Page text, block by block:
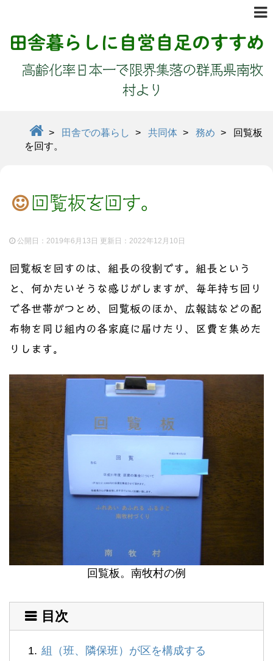
田舎暮らしに自営自足のすすめ
高齢化率日本一で限界集落の群馬県南牧
村より
> 田舎での暮らし > 共同体 > 務め >
回覧板
を回す。
回覧板を回す。
公開日：2019年6月13日 更新日： 2022年12月10日
回覧板を回すのは、組長の役割です。組長という
と、何かたいそうな感じがしますが、毎年持ち回り
で各世帯がつとめ、回覧板のほか、広報誌などの配
布物を同じ組内の各家庭に届けたり、区費を集めた
りします。
回覧板。南牧村の例
目次
組（班、隣保班）が区を構成する